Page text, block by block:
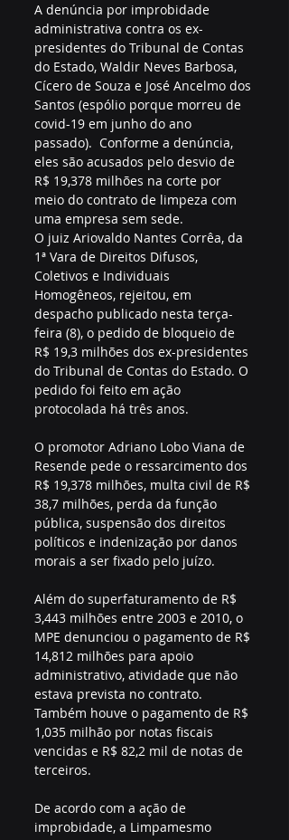
A denúncia por improbidade
administrativa contra os ex-
presidentes do Tribunal de Contas
do Estado, Waldir Neves Barbosa,
Cícero de Souza e José Ancelmo dos
Santos (espólio porque morreu de
covid-19 em junho do ano
passado).  Conforme a denúncia,
eles são acusados pelo desvio de
R$ 19,378 milhões na corte por
meio do contrato de limpeza com
uma empresa sem sede.
O juiz Ariovaldo Nantes Corrêa, da
1ª Vara de Direitos Difusos,
Coletivos e Individuais
Homogêneos, rejeitou, em
despacho publicado nesta terça-
feira (8), o pedido de bloqueio de
R$ 19,3 milhões dos ex-presidentes
do Tribunal de Contas do Estado. O
pedido foi feito em ação
protocolada há três anos.
O promotor Adriano Lobo Viana de
Resende pede o ressarcimento dos
R$ 19,378 milhões, multa civil de R$
38,7 milhões, perda da função
pública, suspensão dos direitos
políticos e indenização por danos
morais a ser fixado pelo juízo.
Além do superfaturamento de R$
3,443 milhões entre 2003 e 2010, o
MPE denunciou o pagamento de R$
14,812 milhões para apoio
administrativo, atividade que não
estava prevista no contrato.
Também houve o pagamento de R$
1,035 milhão por notas fiscais
vencidas e R$ 82,2 mil de notas de
terceiros.
De acordo com a ação de
improbidade, a Limpamesmo